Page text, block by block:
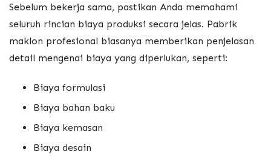
Sebelum bekerja sama, pastikan Anda memahami
seluruh rincian biaya produksi secara jelas. Pabrik
maklon profesional biasanya memberikan penjelasan
detail mengenai biaya yang diperlukan, seperti:
Biaya formulasi
Biaya bahan baku
Biaya kemasan
Biaya desain